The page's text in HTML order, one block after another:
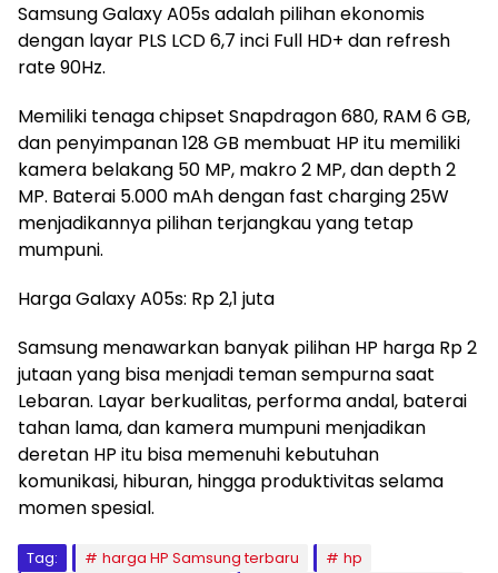
Samsung Galaxy A05s adalah pilihan ekonomis
dengan layar PLS LCD 6,7 inci Full HD+ dan refresh
rate 90Hz.
Memiliki tenaga chipset Snapdragon 680, RAM 6 GB,
dan penyimpanan 128 GB membuat HP itu memiliki
kamera belakang 50 MP, makro 2 MP, dan depth 2
MP. Baterai 5.000 mAh dengan fast charging 25W
menjadikannya pilihan terjangkau yang tetap
mumpuni.
Harga Galaxy A05s: Rp 2,1 juta
Samsung menawarkan banyak pilihan HP harga Rp 2
jutaan yang bisa menjadi teman sempurna saat
Lebaran. Layar berkualitas, performa andal, baterai
tahan lama, dan kamera mumpuni menjadikan
deretan HP itu bisa memenuhi kebutuhan
komunikasi, hiburan, hingga produktivitas selama
momen spesial.
Tag: harga HP Samsung terbaru
hp